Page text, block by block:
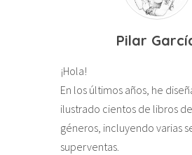
Pilar
¡Hola!
En los últimos años, he
ilustrado cientos de libros
géneros, incluyendo varias
superventas.